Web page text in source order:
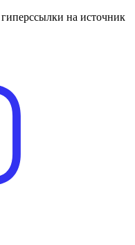
на источник